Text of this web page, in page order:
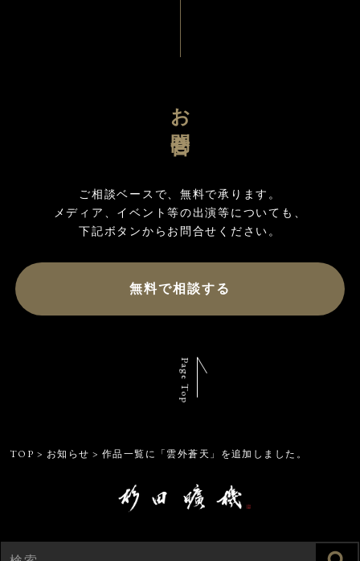
お問合せ
ご相談ベースで、無料で承ります。
メディア、イベント等の出演等についても、
無料で相談する
Page Top
TOP > お知らせ > 作品一覧に「雲外蒼天」を追加しました。
検